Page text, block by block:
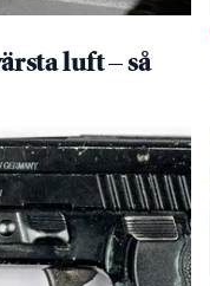
luft – så